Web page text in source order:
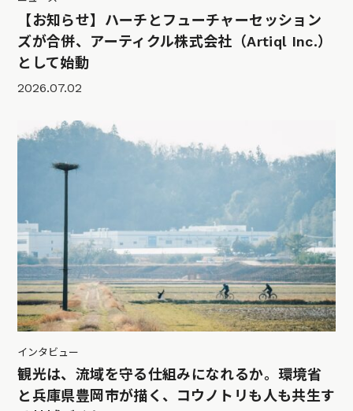
【お知らせ】ハーチとフューチャーセッション
ズが合併、アーティクル株式会社（Artiql Inc.）
として始動
2026.07.02
インタビュー
観光は、流域を守る仕組みになれるか。環境省
と兵庫県豊岡市が描く、コウノトリも人も共生す